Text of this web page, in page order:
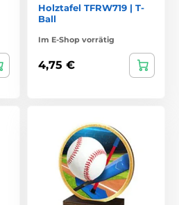
Holztafel TFRW719 | T-
Ball
Im E-Shop vorrätig
4,75 €